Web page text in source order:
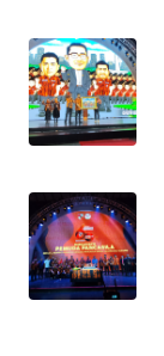
WN
DEPOK
WN
UTARA
WN
SAMOSIR